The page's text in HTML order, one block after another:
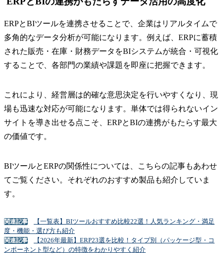
ERPとBIツールを連携させることで、企業はリアルタイムで
多角的なデータ分析が可能になります。例えば、ERPに蓄積
された販売・在庫・財務データをBIシステムが統合・可視化
することで、各部門の業績や課題を即座に把握できます。
これにより、経営層は的確な意思決定を行いやすくなり、現
場も迅速な対応が可能になります。単体では得られないイン
サイトを導き出せる点こそ、ERPとBIの連携がもたらす最大
の価値です。
BIツールとERPの関係性については、こちらの記事もあわせ
てご覧ください。それぞれのおすすめ製品も紹介していま
す。
関連記事
【一覧表】BIツールおすすめ比較22選！人気ランキング・満足
度・機能・選び方も紹介
関連記事
【2026年最新】ERP23選を比較！タイプ別（パッケージ型・コ
ンポーネント型など）の特徴をわかりやすく紹介